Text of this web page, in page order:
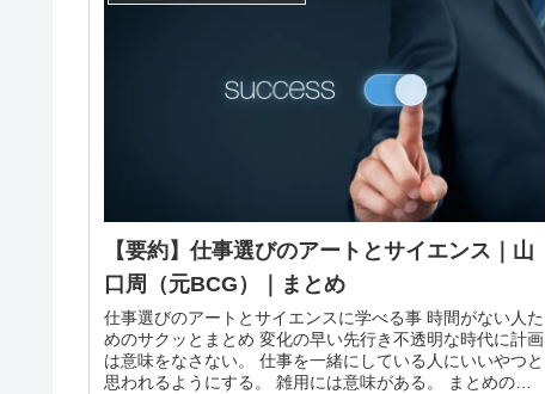
【要約】仕事選びのアートとサイエンス｜山
口周（元BCG）｜まとめ
仕事選びのアートとサイエンスに学べる事 時間がない人た
めのサクッとまとめ 変化の早い先行き不透明な時代に計画
は意味をなさない。 仕事を一緒にしている人にいいやつと
思われるようにする。 雑用には意味がある。 まとめの理